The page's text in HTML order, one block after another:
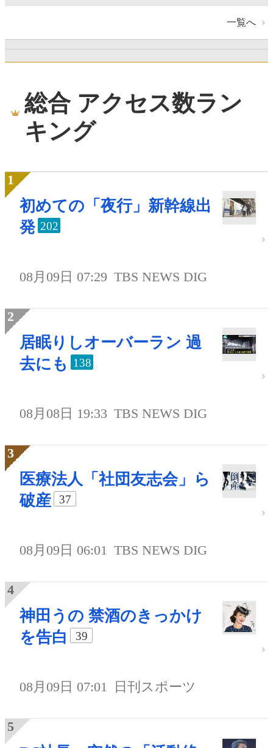
一覧へ
総合 アクセス数ラン
キング
初めての「夜行」新幹線出
発 202
08月09日 07:29 TBS NEWS DIG
居眠りしオーバーラン 過
去にも
138
08月08日 19:33 TBS NEWS DIG
医療法人「社団友志会」ら
破産
37
08月09日 06:01 TBS NEWS DIG
神田うの 禁酒のきっかけ
を告白
39
08月09日 07:01 日刊スポーツ